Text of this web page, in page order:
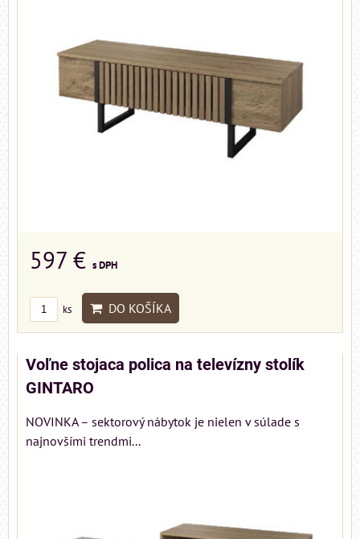
597 € s DPH
ks DO KOŠÍKA
Voľne stojaca polica na televízny stolík
GINTARO
NOVINKA – sektorový nábytok je nielen v súlade s
najnovšími trendmi...